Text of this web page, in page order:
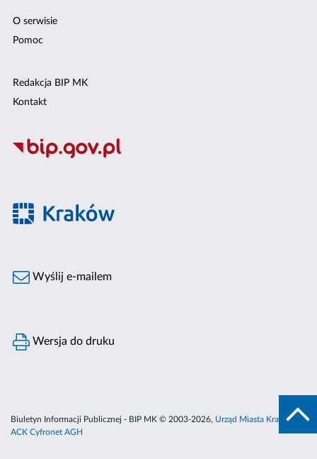
O serwisie
Pomoc
Redakcja BIP MK
Kontakt
Wyślij e-mailem
Wersja do druku
Biuletyn Informacji Publicznej - BIP MK © 2003-2026, Urząd Miasta Krakowa
ACK Cyfronet AGH